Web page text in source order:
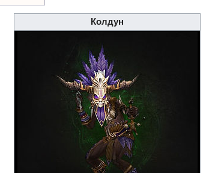
Колдун